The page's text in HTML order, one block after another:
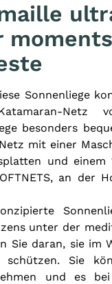
Sonnenliege
Netz
besonders
mit einer
und einem
an der
unter der
Sie daran, sie im
Sie
und es